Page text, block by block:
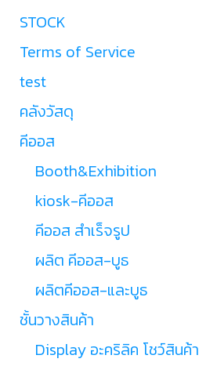
STOCK
Terms of Service
test
คลังวัสดุ
คีออส
Booth&Exhibition
kiosk-คีออส
คีออส สำเร็จรูป
ผลิต คีออส-บูธ
ผลิตคีออส-และบูธ
ชั้นวางสินค้า
Display อะคริลิค โชว์สินค้า